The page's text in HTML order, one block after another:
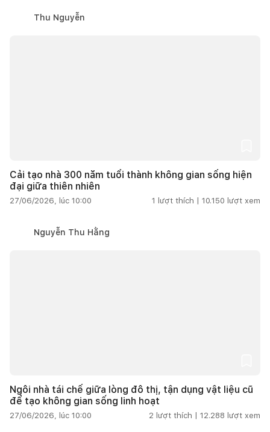
Thu Nguyễn
Cải tạo nhà 300 năm tuổi thành không gian sống hiện
đại giữa thiên nhiên
27/06/2026, lúc 10:00 1 lượt thích | 10.150 lượt xem
Nguyễn Thu Hằng
Ngôi nhà tái chế giữa lòng đô thị, tận dụng vật liệu cũ
để tạo không gian sống linh hoạt
27/06/2026, lúc 10:00 2 lượt thích | 12.288 lượt xem